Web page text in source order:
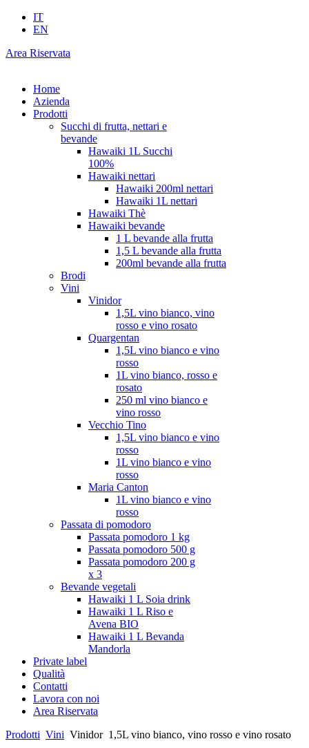
IT
EN
Area Riservata
Home
Azienda
Prodotti
Succhi di frutta, nettari e
bevande
Hawaiki 1L Succhi
100%
Hawaiki nettari
Hawaiki 200ml nettari
Hawaiki 1L nettari
Hawaiki Thè
Hawaiki bevande
1 L bevande alla frutta
1,5 L bevande alla frutta
200ml bevande alla frutta
Brodi
Vini
Vinidor
1,5L vino bianco, vino
rosso e vino rosato
Quargentan
1,5L vino bianco e vino
rosso
1L vino bianco, rosso e
rosato
250 ml vino bianco e
vino rosso
Vecchio Tino
1,5L vino bianco e vino
rosso
1L vino bianco e vino
rosso
Maria Canton
1L vino bianco e vino
rosso
Passata di pomodoro
Passata pomodoro 1 kg
Passata pomodoro 500 g
Passata pomodoro 200 g
x 3
Bevande vegetali
Hawaiki 1 L Soia drink
Hawaiki 1 L Riso e
Avena BIO
Hawaiki 1 L Bevanda
Mandorla
Private label
Qualità
Contatti
Lavora con noi
Area Riservata
Prodotti Vini Vinidor 1,5L vino bianco, vino rosso e vino rosato